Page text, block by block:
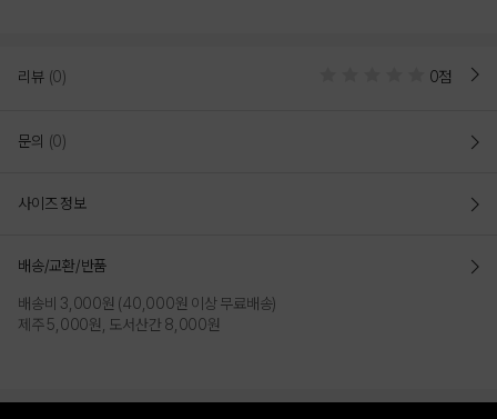
BLACK
리뷰 (0) 0점
문의 (0)
사이즈 정보
배송/교환/반품
배송비 3,000원 (40,000원 이상 무료배송)
제주 5,000원, 도서산간 8,000원